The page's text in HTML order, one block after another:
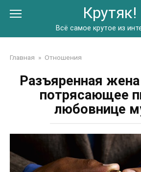
Крутяк!
Всё самое крутое из
Главная » Отношения
Разъяренная жена
потрясающее
любовнице